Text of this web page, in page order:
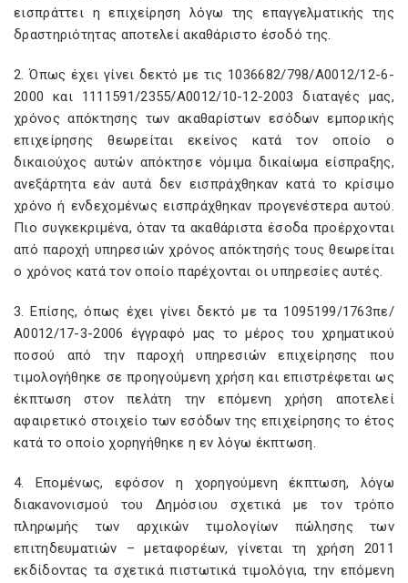
εισπράττει η επιχείρηση λόγω της επαγγελματικής της
δραστηριότητας αποτελεί ακαθάριστο έσοδό της.
2. Όπως έχει γίνει δεκτό με τις 1036682/798/Α0012/12-6-
2000 και 1111591/2355/Α0012/10-12-2003 διαταγές μας,
χρόνος απόκτησης των ακαθαρίστων εσόδων εμπορικής
επιχείρησης θεωρείται εκείνος κατά τον οποίο ο
δικαιούχος αυτών απόκτησε νόμιμα δικαίωμα είσπραξης,
ανεξάρτητα εάν αυτά δεν εισπράχθηκαν κατά το κρίσιμο
χρόνο ή ενδεχομένως εισπράχθηκαν προγενέστερα αυτού.
Πιο συγκεκριμένα, όταν τα ακαθάριστα έσοδα προέρχονται
από παροχή υπηρεσιών χρόνος απόκτησής τους θεωρείται
ο χρόνος κατά τον οποίο παρέχονται οι υπηρεσίες αυτές.
3. Επίσης, όπως έχει γίνει δεκτό με τα 1095199/1763πε/
Α0012/17-3-2006 έγγραφό μας το μέρος του χρηματικού
ποσού από την παροχή υπηρεσιών επιχείρησης που
τιμολογήθηκε σε προηγούμενη χρήση και επιστρέφεται ως
έκπτωση στον πελάτη την επόμενη χρήση αποτελεί
αφαιρετικό στοιχείο των εσόδων της επιχείρησης το έτος
κατά το οποίο χορηγήθηκε η εν λόγω έκπτωση.
4. Επομένως, εφόσον η χορηγούμενη έκπτωση, λόγω
διακανονισμού του Δημόσιου σχετικά με τον τρόπο
πληρωμής των αρχικών τιμολογίων πώλησης των
επιτηδευματιών – μεταφορέων, γίνεται τη χρήση 2011
εκδίδοντας τα σχετικά πιστωτικά τιμολόγια, την επόμενη